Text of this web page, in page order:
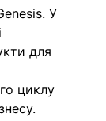
У
для
циклу